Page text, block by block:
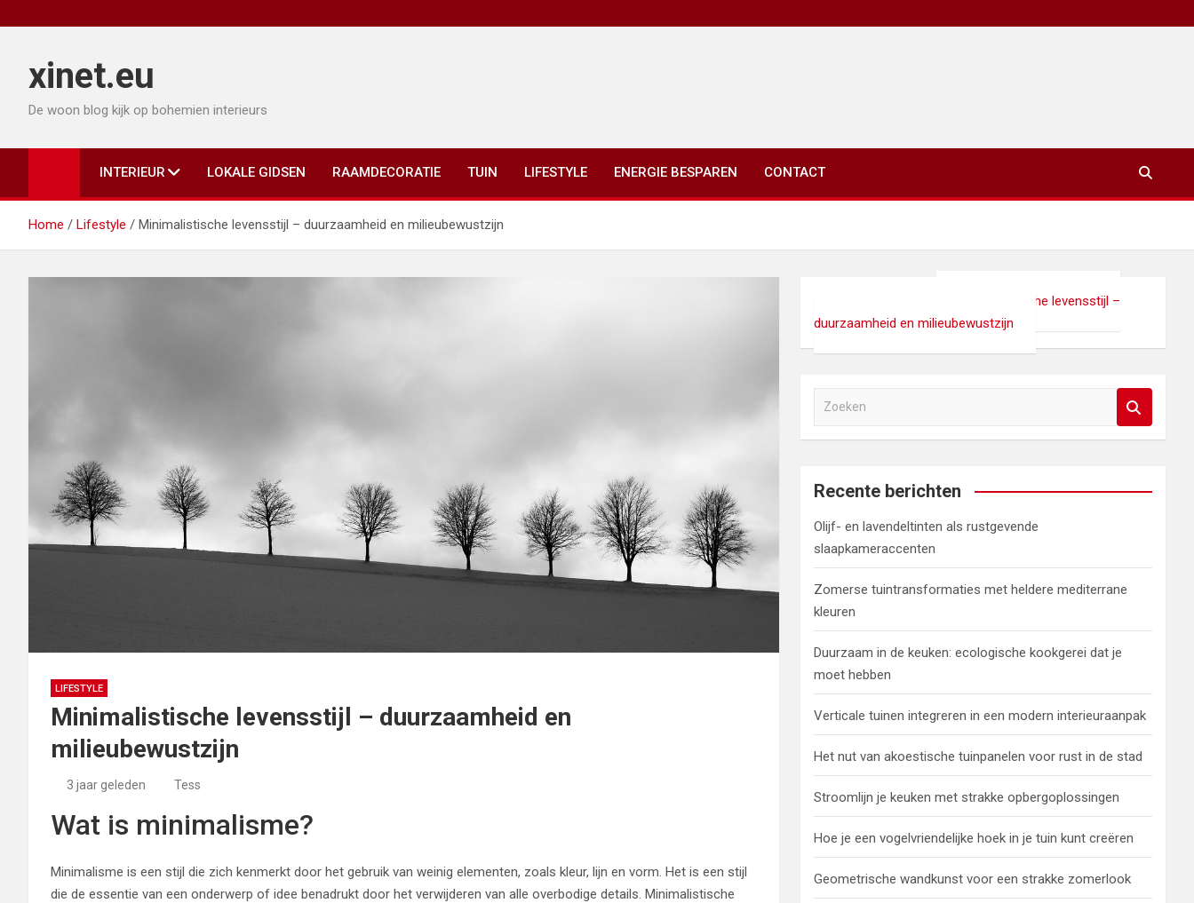
naar
inhoudxinet.eu
De woon blog kijk op bohemien interieurs
INTERIEUR LOKALE GIDSEN RAAMDECORATIE TUIN LIFESTYLE ENERGIE BESPAREN CONTACT
Home Lifestyle Minimalistische levensstijl – duurzaamheid en milieubewustzijn
LIFESTYLE
Minimalistische levensstijl – duurzaamheid en
milieubewustzijn
3 jaar geleden Tess
Wat is minimalisme?
Minimalisme is een stijl die zich kenmerkt door het gebruik van weinig elementen, zoals kleur, lijn en vorm. Het is een stijl
die de essentie van een onderwerp of idee benadrukt door het verwijderen van alle overbodige details. Minimalistische
Minimalistische levensstijl –
duurzaamheid en milieubewustzijn
e
e
Recente berichten
Olijf- en lavendeltinten als rustgevende
slaapkameraccenten
Zomerse tuintransformaties met heldere mediterrane
kleuren
Duurzaam in de keuken: ecologische kookgerei dat je
moet hebben
Verticale tuinen integreren in een modern interieuraanpak
Het nut van akoestische tuinpanelen voor rust in de stad
Stroomlijn je keuken met strakke opbergoplossingen
Hoe je een vogelvriendelijke hoek in je tuin kunt creëren
Geometrische wandkunst voor een strakke zomerlook